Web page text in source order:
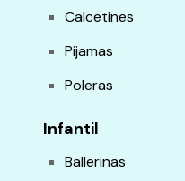
Calcetines
Pijamas
Poleras
Infantil
Ballerinas